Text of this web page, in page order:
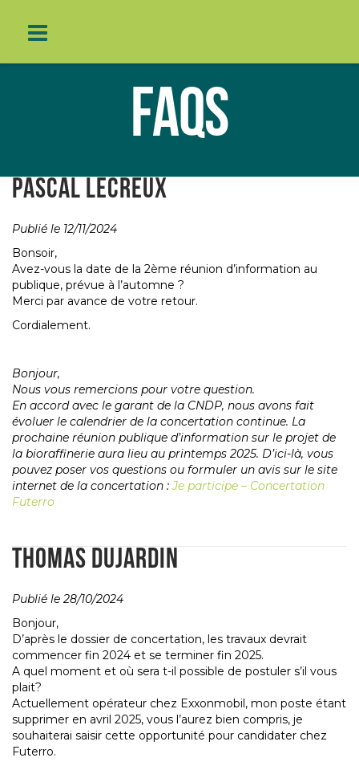
FAQS
PASCAL LECREUX
Publié le 12/11/2024
Bonsoir,
Avez-vous la date de la 2ème réunion d’information au
publique, prévue à l’automne ?
Merci par avance de votre retour.
Cordialement.
Bonjour,
Nous vous remercions pour votre question.
En accord avec le garant de la CNDP, nous avons fait
évoluer le calendrier de la concertation continue. La
prochaine réunion publique d’information sur le projet de
la bioraffinerie aura lieu au printemps 2025. D’ici-là, vous
pouvez poser vos questions ou formuler un avis sur le site
internet de la concertation :Je participe – Concertation
Futerro
THOMAS DUJARDIN
Publié le 28/10/2024
Bonjour,
D’après le dossier de concertation, les travaux devrait
commencer fin 2024 et se terminer fin 2025.
A quel moment et où sera t-il possible de postuler s’il vous
plait?
Actuellement opérateur chez Exxonmobil, mon poste étant
supprimer en avril 2025, vous l’aurez bien compris, je
souhaiterai saisir cette opportunité pour candidater chez
Futerro.